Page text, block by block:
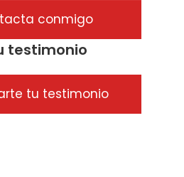
conmigo
testimonio
tu testimonio